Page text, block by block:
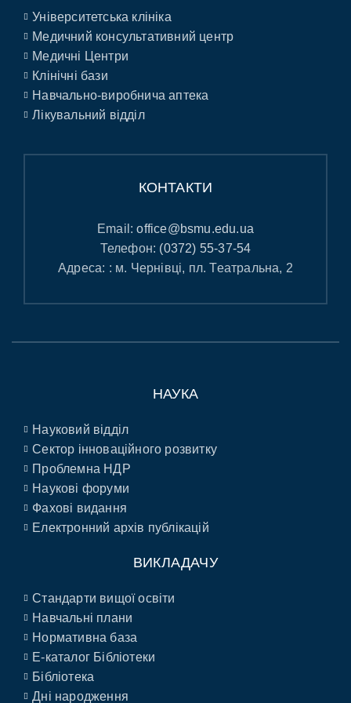
Університетська клініка
Медичний консультативний центр
Медичні Центри
Клінічні бази
Навчально-виробнича аптека
Лікувальний відділ
КОНТАКТИ
Email:office@bsmu.edu.ua
Телефон: (0372) 55-37-54
Адреса: : м. Чернівці, пл. Театральна, 2
НАУКА
Науковий відділ
Сектор інноваційного розвитку
Проблемна НДР
Наукові форуми
Фахові видання
Електронний архів публікацій
ВИКЛАДАЧУ
Стандарти вищої освіти
Навчальні плани
Нормативна база
E-каталог Бібліотеки
Бібліотека
Дні народження